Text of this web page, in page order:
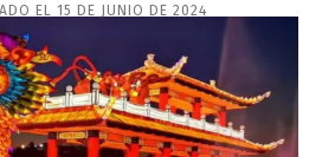
EL 15 DE JUNIO DE 2024